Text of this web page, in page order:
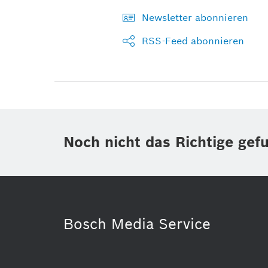
Newsletter abonnieren
RSS-Feed abonnieren
Noch nicht das Richtige
Bosch Media Service